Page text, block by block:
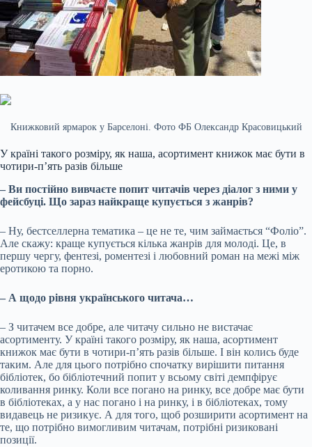
Книжковий ярмарок у Барселоні. Фото ФБ Олександр Красовицький
У країні такого розміру, як наша, асортимент книжок має бути в
чотири-пʼять разів більше
– Ви постійно вивчаєте попит читачів через діалог з ними у
фейсбуці. Що зараз найкраще купується з жанрів?
– Ну, бестселлерна тематика – це не те, чим займається “Фоліо”.
Але скажу: краще купується кілька жанрів для молоді. Це, в
першу чергу, фентезі, роментезі і любовний роман на межі між
еротикою та порно.
– А щодо рівня українського читача…
– З читачем все добре, але читачу сильно не вистачає
асортименту. У країні такого розміру, як наша, асортимент
книжок має бути в чотири-пʼять разів більше. І він колись буде
таким. Але для цього потрібно спочатку вирішити питання
бібліотек, бо бібліотечний попит у всьому світі демпфірує
коливання ринку. Коли все погано на ринку, все добре має бути
в бібліотеках, а у нас погано і на ринку, і в бібліотеках, тому
видавець не ризикує. А для того, щоб розширити асортимент на
те, що потрібно вимогливим читачам, потрібні ризиковані
позиції.